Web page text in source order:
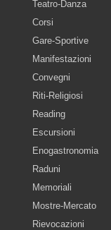
Teatro-Danza
Corsi
Gare-Sportive
Manifestazioni
Convegni
Riti-Religiosi
Reading
Escursioni
Enogastronomia
Raduni
Memoriali
Mostre-Mercato
Rievocazioni